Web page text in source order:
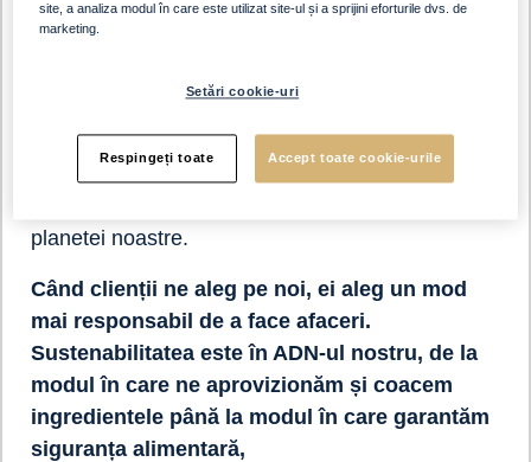
Importanța unei mentalități durabile este în
creștere deoarece încălzirea globală afectează
planetei noastre.
Când clienții ne aleg pe noi, ei aleg un mod
mai responsabil de a face afaceri.
Sustenabilitatea este în ADN-ul nostru, de la
modul în care ne aprovizionăm și coacem
ingredientele până la modul în care garantăm
siguranța alimentară,
site, a analiza modul în care este utilizat site-ul și a sprijini eforturile dvs. de
marketing.
Setări cookie-uri
Respingeți toate Accept toate cookie-urile